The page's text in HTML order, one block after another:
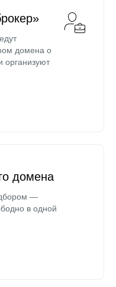
домена о
организуют
домена
—
в одной